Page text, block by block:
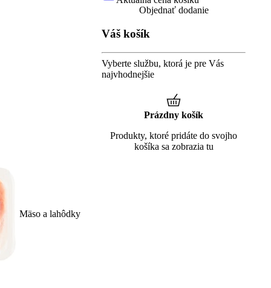
Mäso a lahôdky
0,00 €Aktuálna cena košíku
Objednať dodanie
Váš košík
Vyberte službu, ktorá je pre Vás
najvhodnejšie
Prázdny košík
Produkty, ktoré pridáte do svojho
košíka sa zobrazia tu